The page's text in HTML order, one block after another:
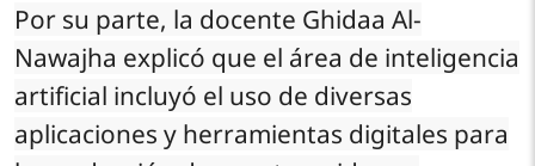
Por su parte, la docente Ghidaa Al-
Nawajha explicó que el área de inteligencia
artificial incluyó el uso de diversas
aplicaciones y herramientas digitales para